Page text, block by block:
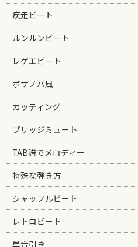
疾走ビート
ルンルンビート
レゲエビート
ボサノバ風
カッティング
ブリッジミュート
TAB譜でメロディー
特殊な弾き方
シャッフルビート
レトロビート
単音引き